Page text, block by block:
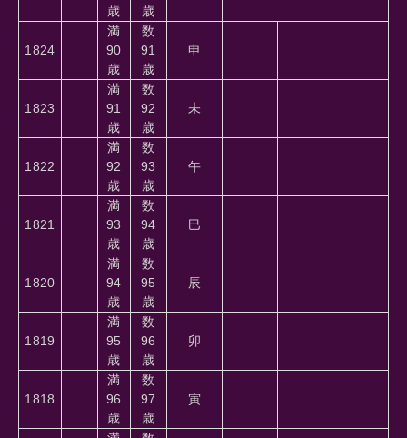
歳
歳
1824
満
90
歳
数
91
歳
申
1823
満
91
歳
数
92
歳
未
1822
満
92
歳
数
93
歳
午
1821
満
93
歳
数
94
歳
巳
1820
満
94
歳
数
95
歳
辰
1819
満
95
歳
数
96
歳
卯
1818
満
96
歳
数
97
歳
寅